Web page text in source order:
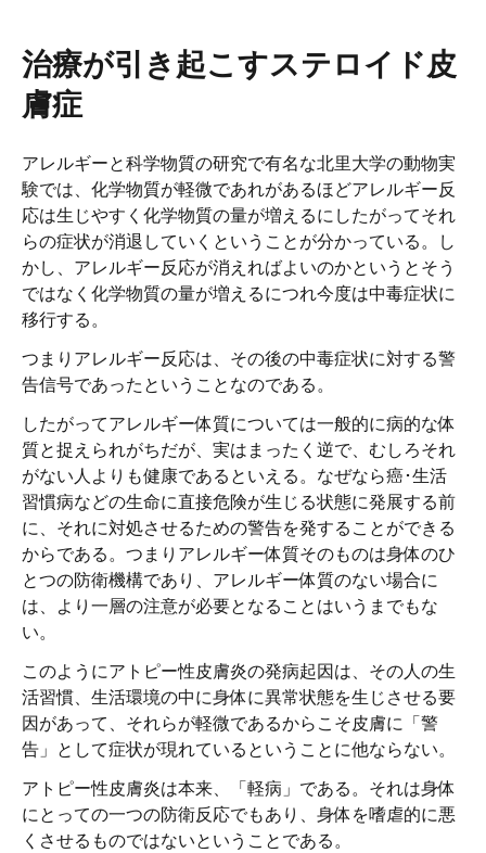
治療が引き起こすステロイド皮
膚症
アレルギーと科学物質の研究で有名な北里大学の動物実
験では、化学物質が軽微であれがあるほどアレルギー反
応は生じやすく化学物質の量が増えるにしたがってそれ
らの症状が消退していくということが分かっている。し
かし、アレルギー反応が消えればよいのかというとそう
ではなく化学物質の量が増えるにつれ今度は中毒症状に
移行する。
つまりアレルギー反応は、その後の中毒症状に対する警
告信号であったということなのである。
したがってアレルギー体質については一般的に病的な体
質と捉えられがちだが、実はまったく逆で、むしろそれ
がない人よりも健康であるといえる。なぜなら癌･生活
習慣病などの生命に直接危険が生じる状態に発展する前
に、それに対処させるための警告を発することができる
からである。つまりアレルギー体質そのものは身体のひ
とつの防衛機構であり、アレルギー体質のない場合に
は、より一層の注意が必要となることはいうまでもな
い。
このようにアトピー性皮膚炎の発病起因は、その人の生
活習慣、生活環境の中に身体に異常状態を生じさせる要
因があって、それらが軽微であるからこそ皮膚に「警
告」として症状が現れているということに他ならない。
アトピー性皮膚炎は本来、「軽病」である。それは身体
にとっての一つの防衛反応でもあり、身体を嗜虐的に悪
くさせるものではないということである。